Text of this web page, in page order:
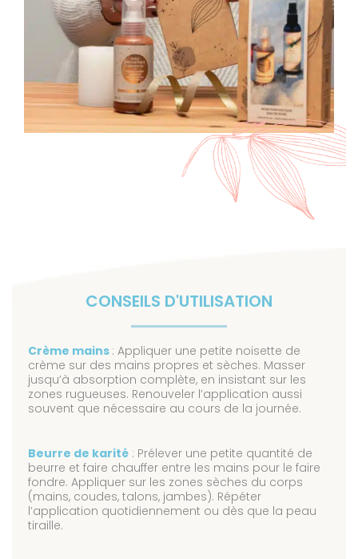
CONSEILS D'UTILISATION
Crème mains : Appliquer une petite noisette de
crème sur des mains propres et sèches. Masser
jusqu’à absorption complète, en insistant sur les
zones rugueuses. Renouveler l’application aussi
souvent que nécessaire au cours de la journée.
Beurre de karité : Prélever une petite quantité de
beurre et faire chauffer entre les mains pour le faire
fondre. Appliquer sur les zones sèches du corps
(mains, coudes, talons, jambes). Répéter
l’application quotidiennement ou dès que la peau
tiraille.